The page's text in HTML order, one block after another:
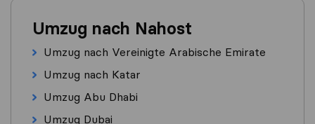
Umzug nach Nahost
Umzug nach Vereinigte Arabische Emirate
Umzug nach Katar
Umzug Abu Dhabi
Umzug Dubai